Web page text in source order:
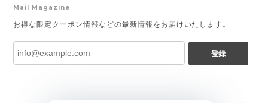
Mail Magazine
お得な限定クーポン情報などの最新情報をお届けいたします。
登録